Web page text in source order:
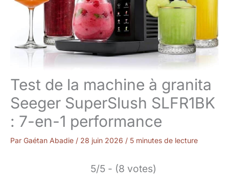
Test de la machine à granita
Seeger SuperSlush SLFR1BK
: 7-en-1 performance
Par Gaétan Abadie / 28 juin 2026 / 5 minutes de lecture
5/5 - (8 votes)